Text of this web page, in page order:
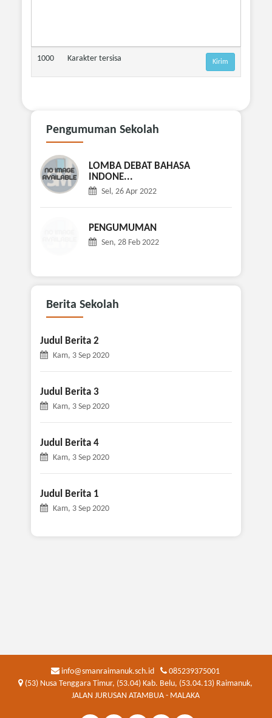
1000 Karakter tersisa
Pengumuman Sekolah
LOMBA DEBAT BAHASA
INDONE...
Sel, 26 Apr 2022
PENGUMUMAN
Sen, 28 Feb 2022
Berita Sekolah
Judul Berita 2
Kam, 3 Sep 2020
Judul Berita 3
Kam, 3 Sep 2020
Judul Berita 4
Kam, 3 Sep 2020
Judul Berita 1
Kam, 3 Sep 2020
info@smanraimanuk.sch.id
085239375001
(53) Nusa Tenggara Timur, (53.04) Kab. Belu, (53.04.13) Raimanuk,
JALAN JURUSAN ATAMBUA - MALAKA